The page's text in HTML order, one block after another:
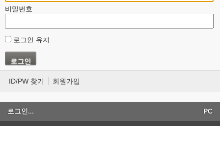
비밀번호
로그인 유지
ID/PW 찾기 회원가입
로그인... PC